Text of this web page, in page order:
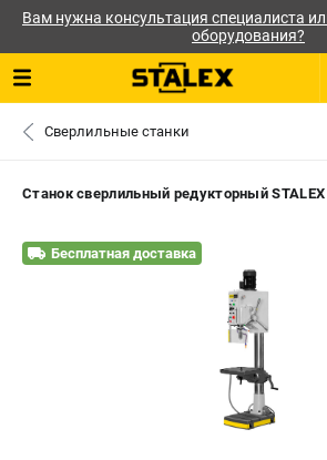
Вам нужна консультация специалиста
оборудования?
ВХОД ИЛИ РЕГИСТРАЦИЯ
+7 (812) 564-50-74 - ЗАКАЗ ИЗДЕЛИЙ
САНКТ-ПЕТЕРБУРГ
0 ₽
Сверлильные станки
Станок сверлильный редукторный STALEX
Бесплатная доставка